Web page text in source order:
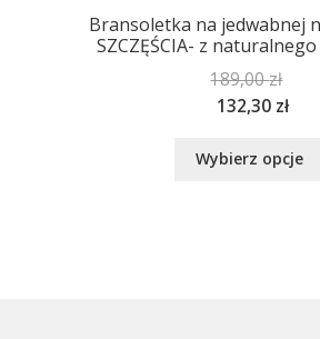
Bransoletka na jedwabnej
SZCZĘŚCIA- z
189,00zł
132,30 zł
Wybierz opcje